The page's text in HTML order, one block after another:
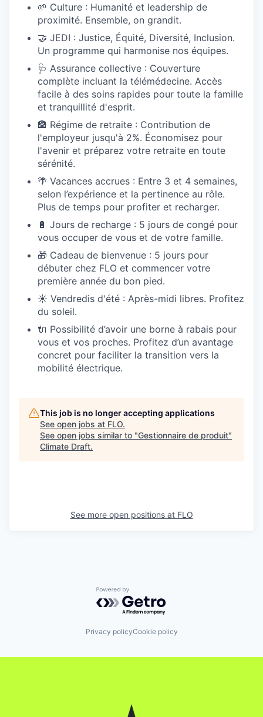
🌱 Culture : Humanité et leadership de
proximité. Ensemble, on grandit.
🤝 JEDI : Justice, Équité, Diversité, Inclusion.
Un programme qui harmonise nos équipes.
🩺 Assurance collective : Couverture
complète incluant la télémédecine. Accès
facile à des soins rapides pour toute la famille
et tranquillité d'esprit.
🏦 Régime de retraite : Contribution de
l'employeur jusqu'à 2%. Économisez pour
l'avenir et préparez votre retraite en toute
sérénité.
🌴 Vacances accrues : Entre 3 et 4 semaines,
selon l’expérience et la pertinence au rôle.
Plus de temps pour profiter et recharger.
🔋 Jours de recharge : 5 jours de congé pour
vous occuper de vous et de votre famille.
🎁 Cadeau de bienvenue : 5 jours pour
débuter chez FLO et commencer votre
première année du bon pied.
☀️ Vendredis d'été : Après-midi libres. Profitez
du soleil.
🔌 Possibilité d’avoir une borne à rabais pour
vous et vos proches. Profitez d’un avantage
concret pour faciliter la transition vers la
mobilité électrique.
This job is no longer accepting applications
See open jobs at FLO.
See open jobs similar to "Gestionnaire de produit"
Climate Draft.
See more open positions at FLO
Powered by Getro.com
Privacy policyCookie policy